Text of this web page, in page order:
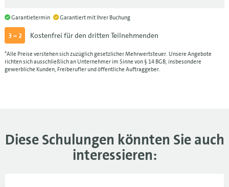
17.11.26
08.12.26
FRA
08.12.26
790 €
Garantietermin Garantiert mit Ihrer Buchung
3 = 2 Kostenfrei für den dritten Teilnehmenden
*Alle Preise verstehen sich zuzüglich gesetzlicher Mehrwertsteuer. Unsere Angebote
richten sich ausschließlich an Unternehmer im Sinne von § 14 BGB, insbesondere
gewerbliche Kunden, Freiberufler und öffentliche Auftraggeber.
Diese Schulungen könnten Sie auch
interessieren: